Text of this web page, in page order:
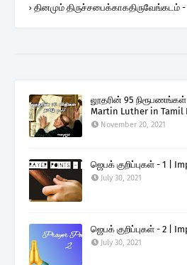
தினமும் திருச்சபைக்காகதிருவேங்கடம் -
லூதரின் 95 நிரூபணங்கள்
Martin Luther in Tamil
November 20, 2021
ஜெபக் குறிப்புகள் - 1 |
July 30, 2021
ஜெபக் குறிப்புகள் - 2 |
July 30, 2021